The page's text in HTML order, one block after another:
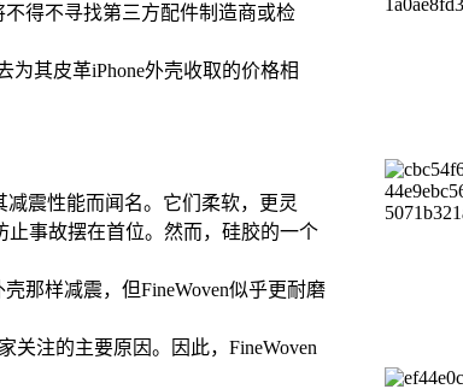
得不寻找第三方配件制造商或检
其皮革iPhone外壳收取的价格相
震性能而闻名。它们柔软，更灵
止事故摆在首位。然而，硅胶的一个
那样减震，但FineWoven似乎更耐磨
关注的主要原因。因此，FineWoven